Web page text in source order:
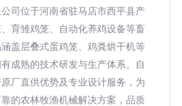
司位于河南省驻马店市西平县产
育雏鸡笼、自动化养鸡设备等畜
盖层叠式蛋鸡笼、鸡粪烘干机等
成熟的技术研发与生产体系。自
厂直供优势及专业设计服务，为
的农林牧渔机械解决方案，品质